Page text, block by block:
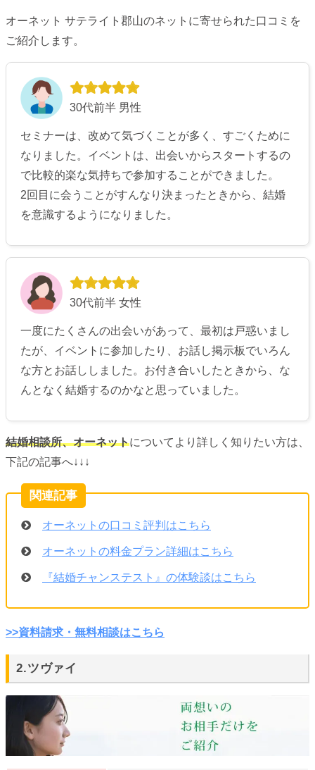
オーネット サテライト郡山のネットに寄せられた口コミを
ご紹介します。
30代前半 男性
セミナーは、改めて気づくことが多く、すごくために
なりました。イベントは、出会いからスタートするの
で比較的楽な気持ちで参加することができました。
2回目に会うことがすんなり決まったときから、結婚
を意識するようになりました。
30代前半 女性
一度にたくさんの出会いがあって、最初は戸惑いまし
たが、イベントに参加したり、お話し掲示板でいろん
な方とお話ししました。お付き合いしたときから、な
んとなく結婚するのかなと思っていました。
結婚相談所、オーネットについてより詳しく知りたい方は、
下記の記事へ↓↓↓
オーネットの口コミ評判はこちら
オーネットの料金プラン詳細はこちら
『結婚チャンステスト』の体験談はこちら
>>資料請求・無料相談はこちら
2.ツヴァイ